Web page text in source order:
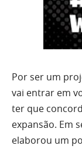
Por ser um
vai entrar em
ter que
expansão. Em
elaborou um